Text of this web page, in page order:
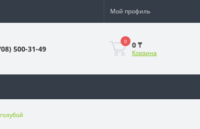
Мой профиль
500-31-49
0 0 ₸
Корзина